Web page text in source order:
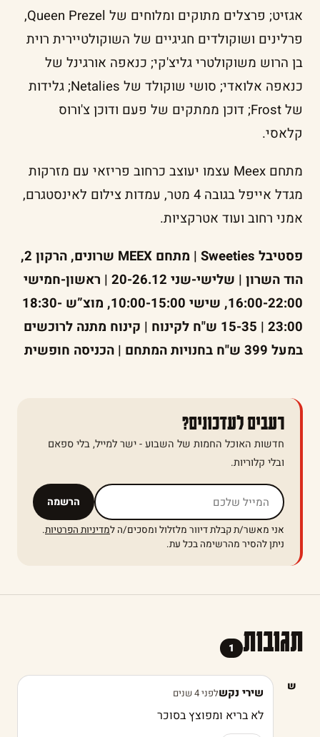
אגזיט; פרצלים מתוקים ומלוחים של Queen Prezel,
פרלינים ושוקולדים חגיגיים של השוקולטיירית רוית
בן הרוש משוקולטרי גליצ'קי; כנאפה אורגינל של
כנאפה אלואדי; סושי שוקולד של Netalies; גלידות
של Frost; דוכן ממתקים של פעם ודוכן צ'ורוס
קלאסי.
מתחם Meex עצמו יעוצב כרחוב פריזאי עם מזרקות
מגדל אייפל בגובה 4 מטר, עמדות צילום לאינסטגרם,
אמני רחוב ועוד אטרקציות.
פסטיבל Sweeties | מתחם MEEX שרונים, הרקון 2,
הוד השרון | שלישי-שני 20-26.12 | ראשון-חמישי
16:00-22:00, שישי 10:00-15:00, מוצ”ש 18:30-
23:00 | 15-35 ש"ח לקינוח | קינוח מתנה לרוכשים
במעל 399 ש"ח בחנויות המתחם | הכניסה חופשית
רעבים לעדכונים?
חדשות האוכל החמות של השבוע - ישר למייל, בלי ספאם
ובלי קלוריות.
הרשמה אל תמלאו שדה זה
אני מאשר/ת קבלת דיוור מלזלול ומסכים/ה למדיניות הפרטיות.
ניתן להסיר מהרשימה בכל עת.
תגובות 1
ש שירי נקשלפני 4 שנים
לא בריא ומפוצץ בסוכר